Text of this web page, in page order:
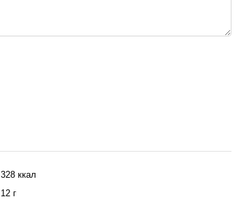
328 ккал
12 г